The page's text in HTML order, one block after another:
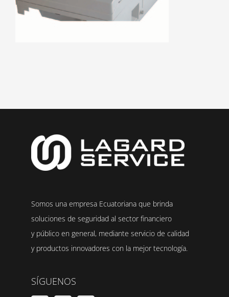
Somos una empresa Ecuatoriana que brinda
soluciones de seguridad al sector financiero
y público en general, mediante servicio de calidad
y productos innovadores con la mejor tecnología.
SÍGUENOS